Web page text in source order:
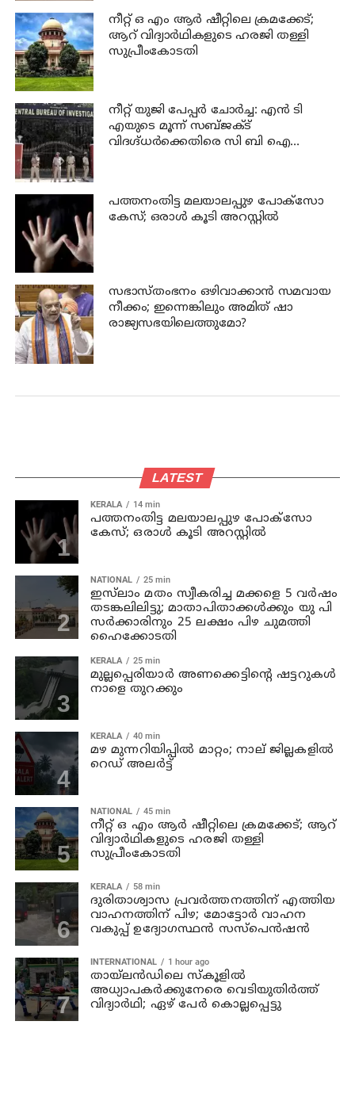
നീറ്റ് ഒ എം ആര്‍ ഷീറ്റിലെ ക്രമക്കേട്;
ആറ് വിദ്യാര്‍ഥികളുടെ ഹരജി തള്ളി
സുപ്രീംകോടതി
നീറ്റ് യുജി പേപ്പർ ചോർച്ച: എൻ ടി
എയുടെ മൂന്ന് സബ്ജക്ട്
വിദഗ്ദ്ധർക്കെതിരെ സി ബി ഐ
പത്തനംതിട്ട മലയാലപ്പുഴ പോക്സോ
കേസ്; ഒരാള്‍ കൂടി അറസ്റ്റില്‍
സഭാസ്തംഭനം ഒഴിവാക്കാൻ സമവായ
നീക്കം; ഇന്നെങ്കിലും അമിത് ഷാ
രാജ്യസഭയിലെത്തുമോ?
LATEST
KERALA 14 min
പത്തനംതിട്ട മലയാലപ്പുഴ പോക്സോ
കേസ്; ഒരാള്‍ കൂടി അറസ്റ്റില്‍
NATIONAL 25 min
ഇസ്‍ലാം മതം സ്വീകരിച്ച മക്കളെ 5 വർഷം
തടങ്കലിലിട്ടു; മാതാപിതാക്കൾക്കും യു പി
സർക്കാരിനും 25 ലക്ഷം പിഴ ചുമത്തി
ഹൈക്കോടതി
KERALA 25 min
മുല്ലപ്പെരിയാര്‍ അണക്കെട്ടിന്റെ ഷട്ടറുകള്‍
നാളെ തുറക്കും
KERALA 40 min
മഴ മുന്നറിയിപ്പില്‍ മാറ്റം; നാല് ജില്ലകളില്‍
റെഡ് അലര്‍ട്ട്
NATIONAL 45 min
നീറ്റ് ഒ എം ആര്‍ ഷീറ്റിലെ ക്രമക്കേട്; ആറ്
വിദ്യാര്‍ഥികളുടെ ഹരജി തള്ളി
സുപ്രീംകോടതി
KERALA 58 min
ദുരിതാശ്വാസ പ്രവര്‍ത്തനത്തിന് എത്തിയ
വാഹനത്തിന് പിഴ; മോട്ടോര്‍ വാഹന
വകുപ്പ് ഉദ്യോഗസ്ഥന്‍ സസ്‌പെന്‍ഷന്‍
INTERNATIONAL 1 hour ago
തായ്‌ലന്‍ഡിലെ സ്കൂളിൽ
അധ്യാപകര്‍ക്കുനേരെ വെടിയുതിർത്ത്
വിദ്യാർഥി; ഏഴ് പേര്‍ കൊല്ലപ്പെട്ടു